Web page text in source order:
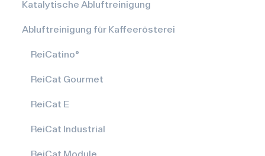
Katalytische Abluftreinigung
Abluftreinigung für Kaffeerösterei
ReiCatino®
ReiCat Gourmet
ReiCat E
ReiCat Industrial
ReiCat Module